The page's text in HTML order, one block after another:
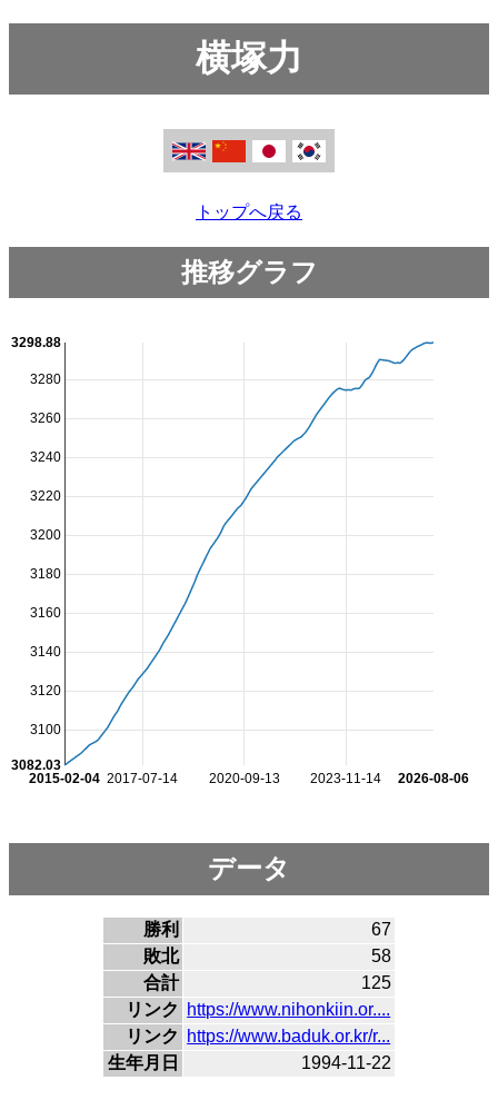
横塚力
トップへ戻る
推移グラフ
2017-07-14 2020-09-13 2023-11-14
2015-02-04 2026-08-06
3100
3120
3140
3160
3180
3200
3220
3240
3260
3280
3082.03
3298.88
データ
勝利
67
敗北
58
合計
125
リンク
https://www.nihonkiin.or....
リンク
https://www.baduk.or.kr/r...
生年月日
1994-11-22